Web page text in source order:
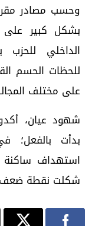
وحسب مصادر
بشكل كبير على
الداخلي للحزب
للحظات الحسم
على مختلف
شهود عيان،
بدأت
استهداف ساكنة
شكلت نقطة ضعف